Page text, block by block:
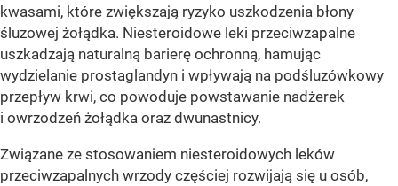
kwasami, które zwiększają ryzyko uszkodzenia błony
śluzowej żołądka. Niesteroidowe leki przeciwzapalne
uszkadzają naturalną barierę ochronną, hamując
wydzielanie prostaglandyn i wpływają na podśluzówkowy
przepływ krwi, co powoduje powstawanie nadżerek
i owrzodzeń żołądka oraz dwunastnicy.
Związane ze stosowaniem niesteroidowych leków
przeciwzapalnych wrzody częściej rozwijają się u osób,